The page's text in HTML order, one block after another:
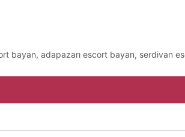
bayan, adapazarı escort bayan, serdivan